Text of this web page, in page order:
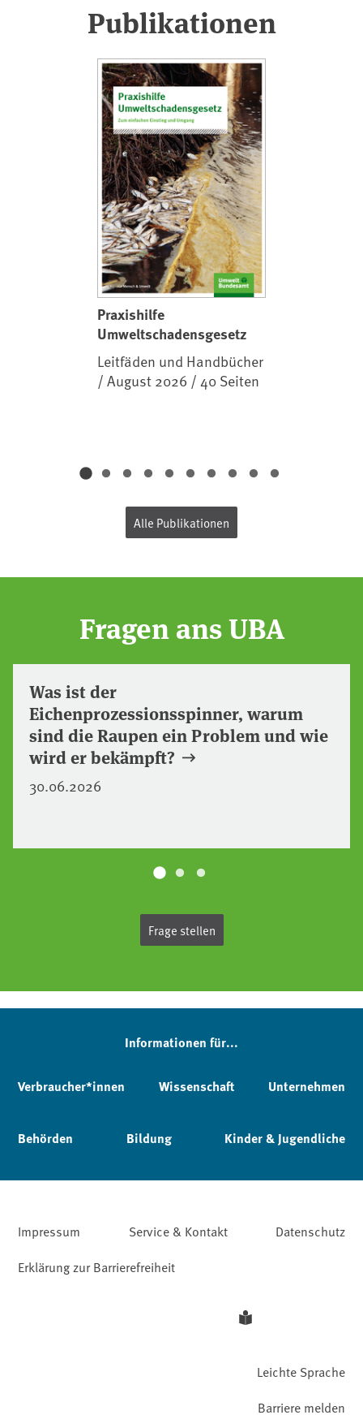
Publikationen
Praxishilfe
Umweltschadensgesetz
Leitfäden und Handbücher
/ August 2026 / 40 Seiten
Alle Publikationen
Fragen ans UBA
Was ist der
Eichenprozessionsspinner, warum
sind die Raupen ein Problem und wie
wird er bekämpft?
30.06.2026
Frage stellen
Informationen für...
Verbraucher*innen Wissenschaft Unternehmen
Behörden Bildung Kinder & Jugendliche
Impressum Service & Kontakt
Datenschutz
Erklärung zur Barrierefreiheit
Leichte Sprache
Barriere melden